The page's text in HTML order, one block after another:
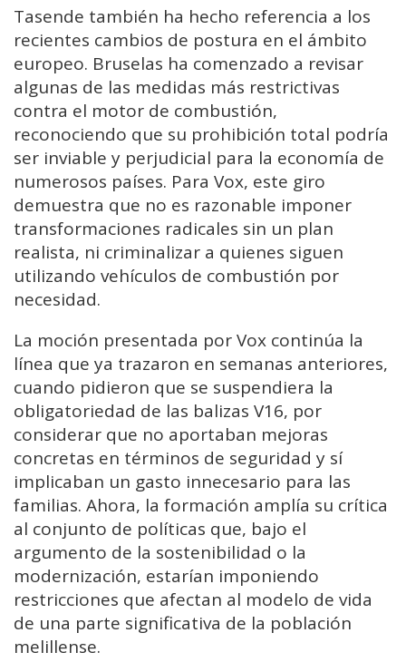
Tasende también ha hecho referencia a los
recientes cambios de postura en el ámbito
europeo. Bruselas ha comenzado a revisar
algunas de las medidas más restrictivas
contra el motor de combustión,
reconociendo que su prohibición total podría
ser inviable y perjudicial para la economía de
numerosos países. Para Vox, este giro
demuestra que no es razonable imponer
transformaciones radicales sin un plan
realista, ni criminalizar a quienes siguen
utilizando vehículos de combustión por
necesidad.
La moción presentada por Vox continúa la
línea que ya trazaron en semanas anteriores,
cuando pidieron que se suspendiera la
obligatoriedad de las balizas V16, por
considerar que no aportaban mejoras
concretas en términos de seguridad y sí
implicaban un gasto innecesario para las
familias. Ahora, la formación amplía su crítica
al conjunto de políticas que, bajo el
argumento de la sostenibilidad o la
modernización, estarían imponiendo
restricciones que afectan al modelo de vida
de una parte significativa de la población
melillense.